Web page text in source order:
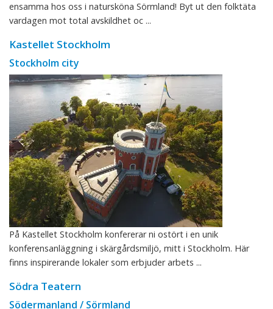
ensamma hos oss i natursköna Sörmland! Byt ut den folktäta
vardagen mot total avskildhet oc ...
Kastellet Stockholm
Stockholm city
På Kastellet Stockholm konfererar ni ostört i en unik
konferensanläggning i skärgårdsmiljö, mitt i Stockholm. Här
finns inspirerande lokaler som erbjuder arbets ...
Södra Teatern
Södermanland / Sörmland